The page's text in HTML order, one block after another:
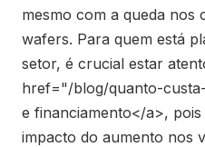
mesmo com a queda nos
wafers. Para quem está
setor, é crucial estar
href="/blog/quanto-
e financiamento</a>,
impacto do aumento nos